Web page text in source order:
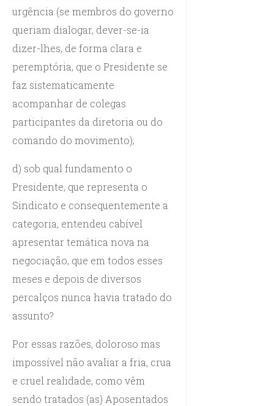
urgência (se membros do governo
queriam dialogar, dever-se-ia
dizer-lhes, de forma clara e
peremptória, que o Presidente se
faz sistematicamente
acompanhar de colegas
participantes da diretoria ou do
comando do movimento);
d) sob qual fundamento o
Presidente, que representa o
Sindicato e consequentemente a
categoria, entendeu cabível
apresentar temática nova na
negociação, que em todos esses
meses e depois de diversos
percalços nunca havia tratado do
assunto?
Por essas razões, doloroso mas
impossível não avaliar a fria, crua
e cruel realidade, como vêm
sendo tratados (as) Aposentados